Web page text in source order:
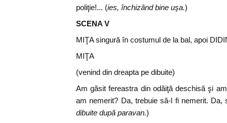
poliţie!... (ies, închizând bine uşa.)
SCENA V
MIŢA singură în costumul de la bal, apoi
MIŢA
(venind din dreapta pe dibuite)
Am găsit fereastra din odăiţă deschisă şi
am nemerit? Da, trebuie să-l fi nemerit. Da,
dibuite după paravan.)